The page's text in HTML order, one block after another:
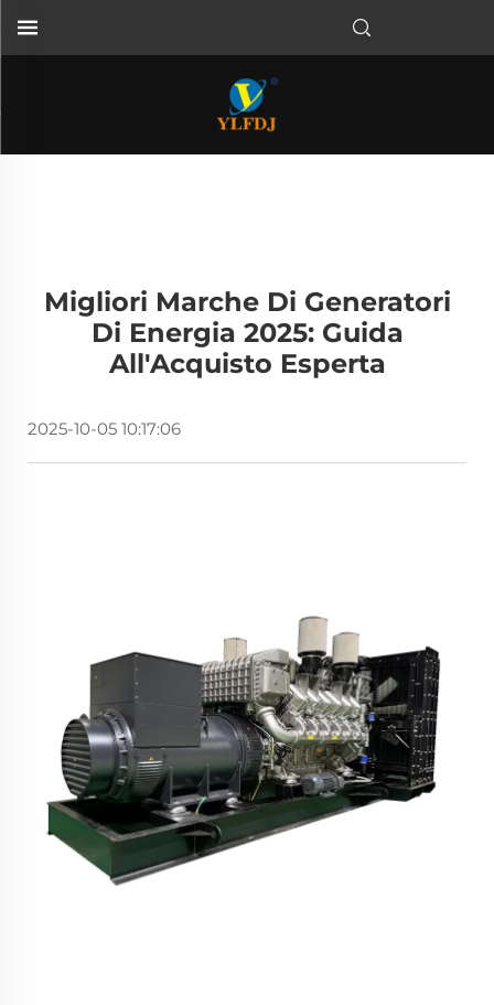
Migliori Marche Di Generatori
Di Energia 2025: Guida
All'Acquisto Esperta
2025-10-05 10:17:06